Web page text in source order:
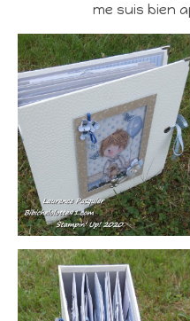
me suis bien